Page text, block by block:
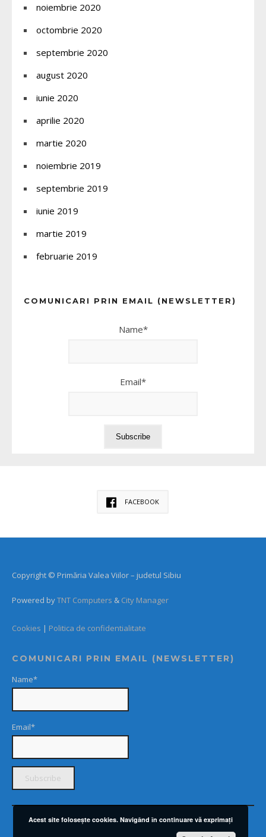
noiembrie 2020
octombrie 2020
septembrie 2020
august 2020
iunie 2020
aprilie 2020
martie 2020
noiembrie 2019
septembrie 2019
iunie 2019
martie 2019
februarie 2019
COMUNICARI PRIN EMAIL (NEWSLETTER)
Name*
Email*
FACEBOOK
Copyright © Primăria Valea Viilor – judetul Sibiu
Powered byTNT Computers & City Manager
Cookies | Politica de confidentialitate
COMUNICARI PRIN EMAIL (NEWSLETTER)
Name*
Email*
Acest site foloseşte cookies. Navigând în continuare vă exprimaţi